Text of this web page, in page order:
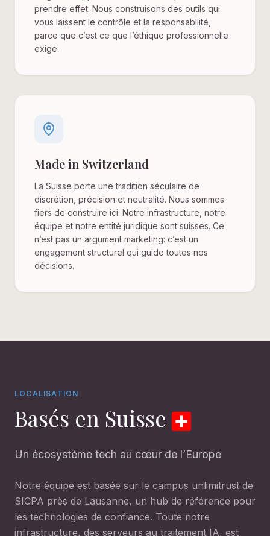
prendre effet. Nous construisons des outils qui
vous laissent le contrôle et la responsabilité,
parce que c’est ce que l’éthique professionnelle
exige.
Made in Switzerland
La Suisse porte une tradition séculaire de
discrétion, précision et neutralité. Nous sommes
fiers de construire ici. Notre infrastructure, notre
équipe et notre entité juridique sont suisses. Ce
n’est pas un argument marketing: c’est un
engagement structurel qui guide toutes nos
décisions.
LOCALISATION
Basés en Suisse
Un écosystème tech au cœur de l’Europe
Notre équipe est basée sur le campus unlimitrust de
SICPA près de Lausanne, un hub de référence pour
les technologies de confiance. Toute notre
infrastructure, des serveurs au traitement IA, est